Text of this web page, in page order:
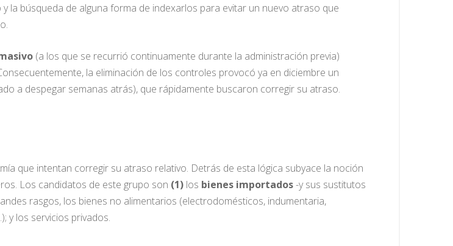
la búsqueda de alguna forma de indexarlos para evitar un nuevo atraso que
(a los que se recurrió continuamente durante la administración previa)
la eliminación de los controles provocó ya en diciembre un
a despegar semanas atrás), que rápidamente buscaron corregir su atraso.
que intentan corregir su atraso relativo. Detrás de esta lógica subyace la noción
Los candidatos de este grupo son (1) los bienes importados-y sus sustitutos
rasgos, los bienes no alimentarios (electrodomésticos, indumentaria,
y los servicios privados.